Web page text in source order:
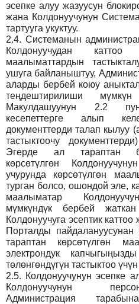
эсепке алуу жазуусун
жана Колдонуучунун
тартууга укуктуу.
2.4. Системанын
Колдонуучудан каттоо
маалыматтардын
ушуга байланыштуу,
аларды бербей коюу
теңдештирилиши
Макулдашуунун 2.2
кесепеттерге алып
документтерди талап кылуу
тастыктоочу
Эгерде ал тараптан
көрсөтүлгөн
учурунда көрсөтүлгөн
турган болсо, ошондой эле,
маалыматар
мүмкүндүк бербей
Колдонуучуга эсептик
Порталды пайдалануусунан
тараптан көрсөтүлгөн
электрондук
төлөнгөндүгүн тастыктоо
2.5. Колдонуучунун эсепке
Колдонуучунун
Администрация